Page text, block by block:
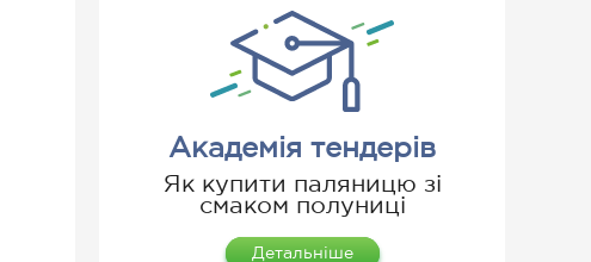
Академія тендерів
Як купити паляницю зі
смаком полуниці
Детальніше